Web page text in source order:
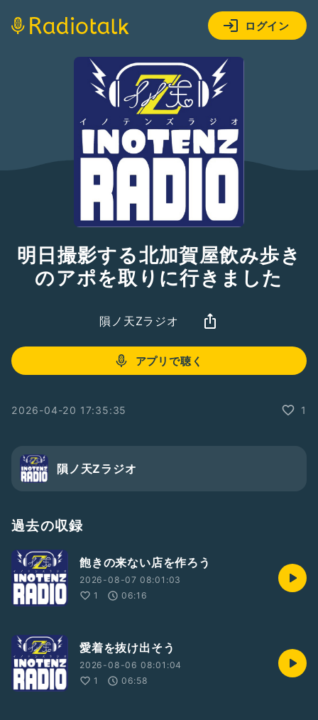
ログイン
明日撮影する北加賀屋飲み歩き
のアポを取りに行きました
隕ノ天Zラジオ
アプリで聴く
2026-04-20 17:35:35 1
隕ノ天Zラジオ
過去の収録
飽きの来ない店を作ろう
2026-08-07 08:01:03
1
06:16
愛着を抜け出そう
2026-08-06 08:01:04
1
06:58